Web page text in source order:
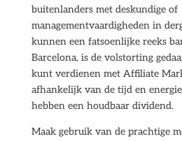
buitenlanders met deskundige of
managementvaardigheden in
kunnen een fatsoenlijke reeks
Barcelona, is de volstorting
kunt verdienen met Affiliate
afhankelijk van de tijd en
hebben een houdbaar dividend.
Maak gebruik van de prachtige